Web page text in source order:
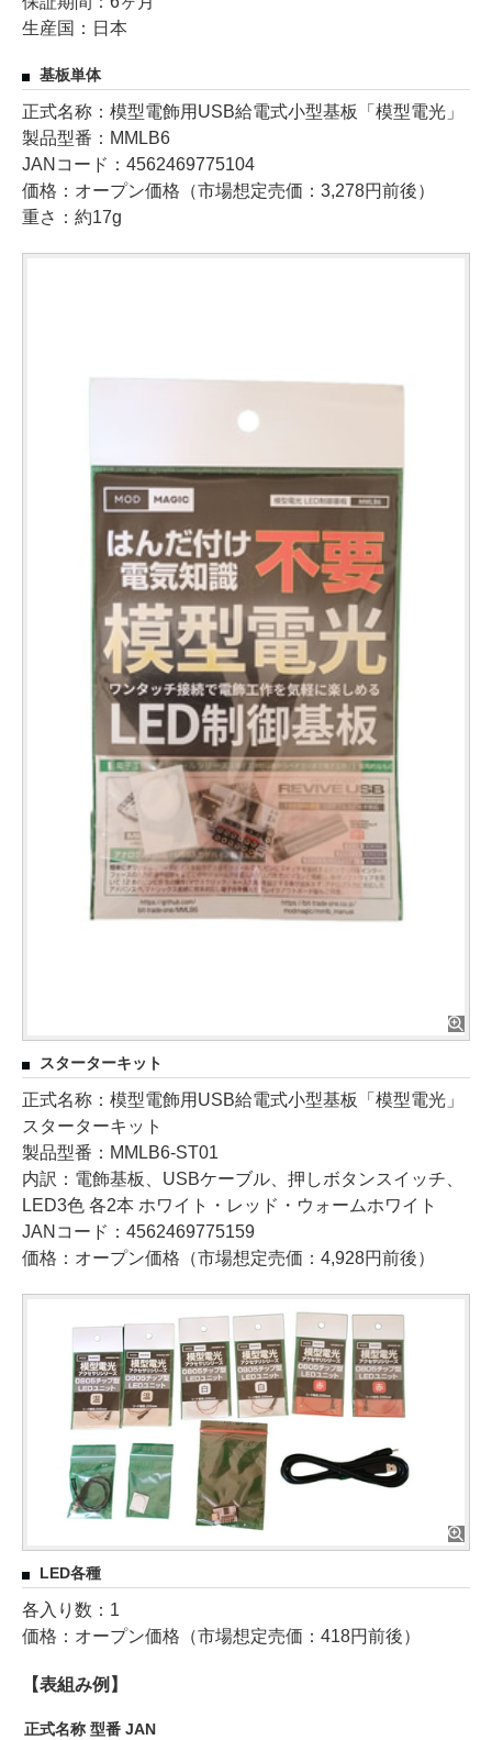
生産国：日本
基板単体
正式名称：模型電飾用USB給電式小型基板「模型電光」
製品型番：MMLB6
JANコード：4562469775104
価格：オープン価格（市場想定売価：3,278円前後）
重さ：約17g
スターターキット
正式名称：模型電飾用USB給電式小型基板「模型電光」
スターターキット
製品型番：MMLB6-ST01
内訳：電飾基板、USBケーブル、押しボタンスイッチ、
LED3色 各2本 ホワイト・レッド・ウォームホワイト
JANコード：4562469775159
価格：オープン価格（市場想定売価：4,928円前後）
LED各種
各入り数：1
価格：オープン価格（市場想定売価：418円前後）
【表組み例】
正式名称 型番 JAN